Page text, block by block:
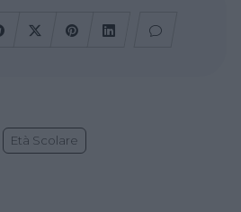
Età Scolare